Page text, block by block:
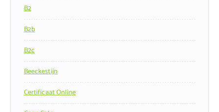
B2
B2b
B2c
Beeckestijn
Certificaat Online